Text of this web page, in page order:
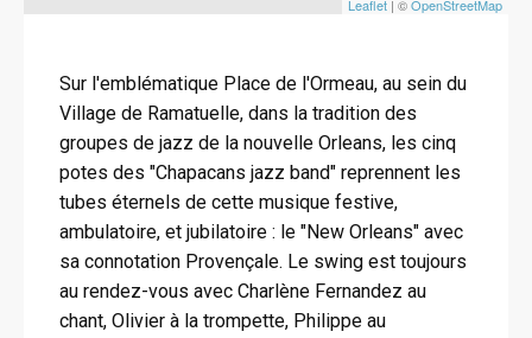
Leaflet | ©OpenStreetMap
Sur l'emblématique Place de l'Ormeau, au sein du
Village de Ramatuelle, dans la tradition des
groupes de jazz de la nouvelle Orleans, les cinq
potes des "Chapacans jazz band" reprennent les
tubes éternels de cette musique festive,
ambulatoire, et jubilatoire : le "New Orleans" avec
sa connotation Provençale. Le swing est toujours
au rendez-vous avec Charlène Fernandez au
chant, Olivier à la trompette, Philippe au